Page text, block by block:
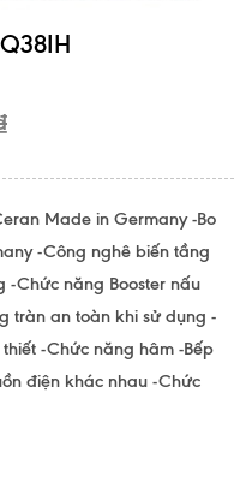
Made in Germany -Bo
-Công nghê biến tầng
-Chức năng Booster nấu
tràn an toàn khi sử dụng -
-Chức năng hâm -Bếp
điện khác nhau -Chức